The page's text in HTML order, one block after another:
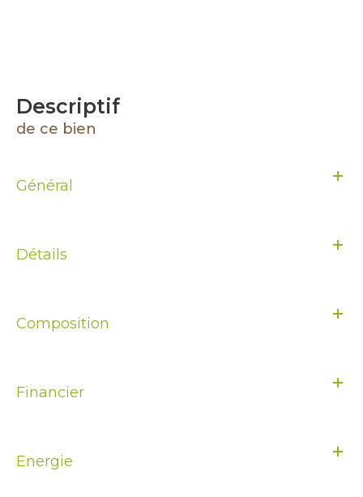
descriptif
de ce bien
Général
Détails
Composition
Financier
Energie